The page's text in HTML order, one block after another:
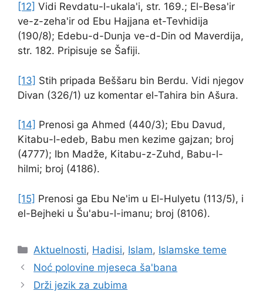
[12] Vidi Revdatu-l-ukala'i, str. 169.; El-Besa'ir
ve-z-zeha'ir od Ebu Hajjana et-Tevhidija
(190/8); Edebu-d-Dunja ve-d-Din od Maverdija,
str. 182. Pripisuje se Šafiji.
[13] Stih pripada Beššaru bin Berdu. Vidi njegov
Divan (326/1) uz komentar el-Tahira bin Ašura.
[14] Prenosi ga Ahmed (440/3); Ebu Davud,
Kitabu-l-edeb, Babu men kezime gajzan; broj
(4777); Ibn Madže, Kitabu-z-Zuhd, Babu-l-
hilmi; broj (4186).
[15] Prenosi ga Ebu Ne'im u El-Hulyetu (113/5), i
el-Bejheki u Šu'abu-l-imanu; broj (8106).
Kategorije
Aktuelnosti, Hadisi, Islam, Islamske teme
Noć polovine mjeseca ša'bana
Drži jezik za zubima